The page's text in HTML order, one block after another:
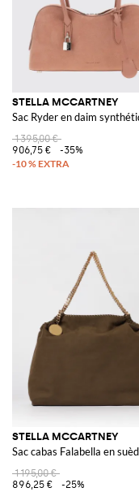
STELLA MCCARTNEY
Sac Ryder en daim
1 395,00 €
906,75 €
-35%
STELLA MCCARTNEY
Sac cabas Falabella en
1 195,00 €
896,25 €
-25%